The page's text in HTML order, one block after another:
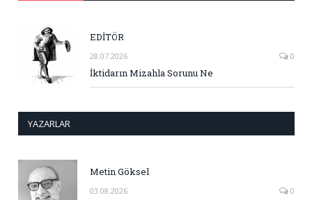
EDİTÖR
28.07.2026 0
İktidarın Mizahla Sorunu Ne
YAZARLAR
Metin Göksel
03.08.2026 0